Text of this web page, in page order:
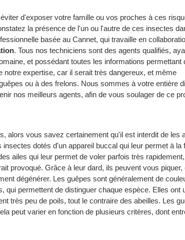
d'exposer votre famille ou vos proches à ces
la présence de l'un ou l'autre de ces insectes
basée au Cannet, qui travaille en
. Tous nos techniciens sont des agents qualifiés,
et possédant toutes les informations permettant
expertise, car il serait très dangereux, et même
ou à des frelons. Nous sommes à votre entière
nos meilleurs agents, afin de vous soulager de ce
alors vous savez certainement qu'il est interdit de les
dotés d'un appareil buccal qui leur permet à la
ailes qui leur permet de voler parfois très
provoqué. Grâce à leur dard, ils peuvent vous piquer,
dégénérer. Les guêpes sont généralement de
qui permettent de distinguer chaque espèce. Elles ont
très peu de poils, tout le contraire des abeilles. Les
peut varier en fonction de plusieurs critères, dont